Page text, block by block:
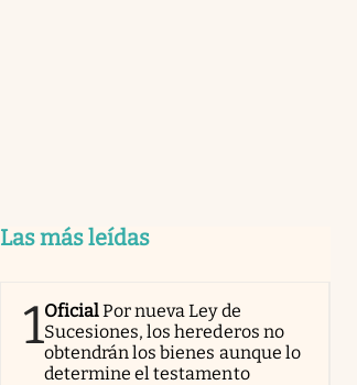
Las más leídas
1OficialPor nueva Ley de
Sucesiones, los herederos no
obtendrán los bienes aunque lo
determine el testamento